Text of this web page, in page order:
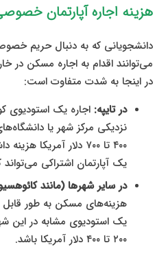
هزینه اجاره آپارتمان
دانشجویانی که به دنبال حریم
می‌توانند اقدام به اجاره مسکن در
در اینجا به شدت متفاوت است:
در تایپه: اجاره یک استودیوی
نزدیکی مرکز شهر یا
۴۰۰ تا ۷۰۰ دلار آمریکا
یک آپارتمان اشتراکی می‌تواند
در سایر شهرها (مانند
هزینه‌های مسکن به طور قابل
یک استودیوی مشابه در این
۲۰۰ تا ۴۰۰ دلار آمریکا باشد.